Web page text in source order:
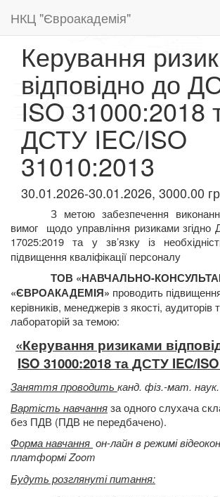
НКЦ "Євроакадемія"
Керування
відповідно до
ISO 31000:2018
ДСТУ IEC/ISO
31010:2013
30.01.2026-30.01.2026, 3000.00
З метою забезпечення
вимог
щодо управління ризиками
17025:2019 та у зв’язку із
підвищення кваліфікації персоналу
ТОВ «НАВЧАЛЬНО-
«ЄВРОАКАДЕМІЯ» проводить
керівників, менеджерів з якості, аудиторів
лабораторій за темою:
«Керування ризиками
ISO 31000:2018таДСТУ IEC/ISO
Заняття проводить канд. фіз.-мат.
Вартість навчанняза одного слухача
без ПДВ (ПДВ не передбачено).
Форма навчання он-лайн в режимі
платформі Zoom
Будуть розглянуті питання: